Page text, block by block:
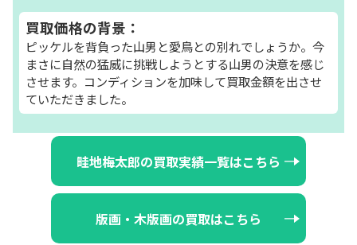
買取価格の背景：
ピッケルを背負った山男と愛鳥との別れでしょうか。今
まさに自然の猛威に挑戦しようとする山男の決意を感じ
させます。コンディションを加味して買取金額を出させ
ていただきました。
畦地梅太郎の買取実績一覧はこちら
版画・木版画の買取はこちら